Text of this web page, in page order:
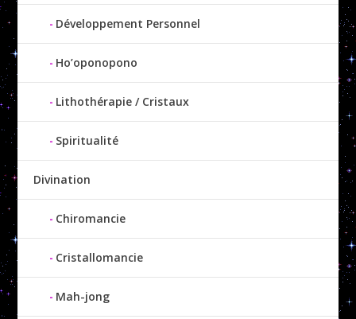
Développement Personnel
Ho’oponopono
Lithothérapie / Cristaux
Spiritualité
Divination
Chiromancie
Cristallomancie
Mah-jong